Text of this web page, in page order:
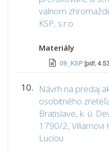
valnom
KSP, s.r.o
Materiály
09_KSP[pdf,
10.
Návrh na predaj
osobitného
Bratislave, k. ú.
1790/2, Viliamovi
Luciou